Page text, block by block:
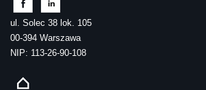
ul. Solec 38 lok. 105
00-394 Warszawa
NIP: 113-26-90-108